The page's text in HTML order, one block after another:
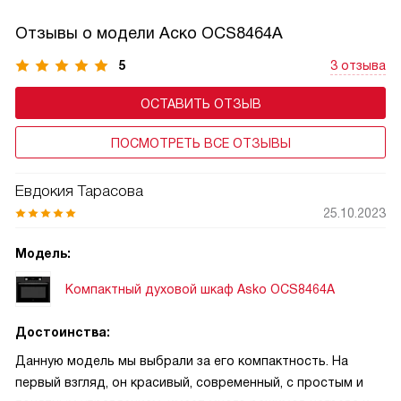
Отзывы о модели Аско OCS8464A
5 3 отзыва
ОСТАВИТЬ ОТЗЫВ
ПОСМОТРЕТЬ ВСЕ ОТЗЫВЫ
Евдокия Тарасова
25.10.2023
Модель:
Компактный духовой шкаф Asko OCS8464A
Достоинства:
Данную модель мы выбрали за его компактность. На
первый взгляд, он красивый, современный, с простым и